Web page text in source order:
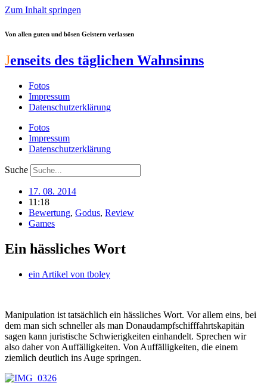
Zum Inhalt springen
Von allen guten und bösen Geistern verlassen
Jenseits des täglichen Wahnsinns
Fotos
Impressum
Datenschutzerklärung
Fotos
Impressum
Datenschutzerklärung
Suche
17. 08. 2014
11:18
Bewertung, Godus, Review
Games
Ein hässliches Wort
ein Artikel von tboley
Manipulation ist tatsächlich ein hässliches Wort. Vor allem eins, bei
dem man sich schneller als man Donaudampfschifffahrtskapitän
sagen kann juristische Schwierigkeiten einhandelt. Sprechen wir
also daher von Auffälligkeiten. Von Auffälligkeiten, die einem
ziemlich deutlich ins Auge springen.